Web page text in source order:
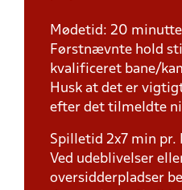
Mødetid: 20
Førstnævnte hold
kvalificeret bane/
Husk at det er
efter det tilmeldte
Spilletid 2x7 min pr.
Ved udeblivelser
oversidderpladser